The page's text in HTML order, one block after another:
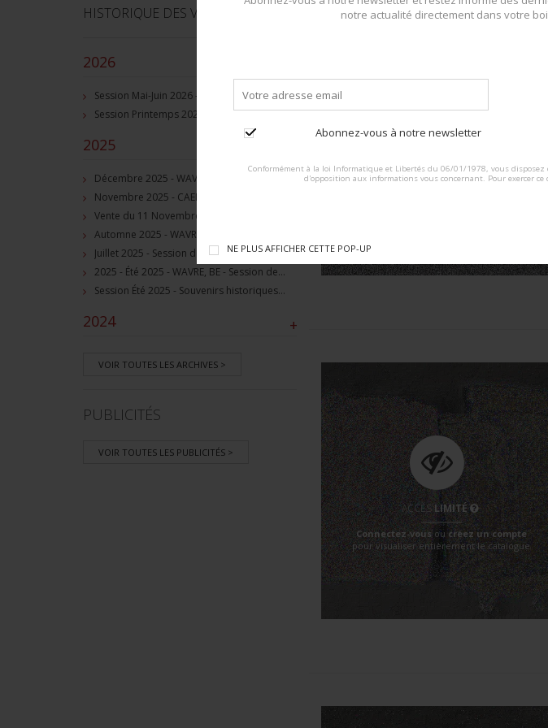
notre actualité directement dans votre
Abonnez-vous à notre newsletter
Conformément à la loi Informatique et Libertés du 06/01/1978, vous disposez
d'opposition aux informations vous concernant. Pour exercer
NE PLUS AFFICHER CETTE POP-UP
ACCÈS LIMITÉ
ACCÈSLIMITÉ
Connectez-vousou créez un compte
pour visualiser entièrement le catalogue
HISTORIQUE DES VENTES
2026
Session Mai-Juin 2026 - Grez-Doiceau, BE - Session de vente d'objets militaire et souvenirs historiques
Session Printemps 2026 - Grez-Doiceau, BE - Session de vente d'objets militaire et souvenirs historiques
2025
Juillet 2025 - Session de vente d'objets militaire et historiques, Wavre, BE
2025 - Été 2025 - WAVRE, BE - Session de vente d'objets militaire et souvenirs historiques
Session Été 2025 - Souvenirs historiques et militaires
+
2024
VOIR TOUTES LES ARCHIVES >
PUBLICITÉS
VOIR TOUTES LES PUBLICITÉS >